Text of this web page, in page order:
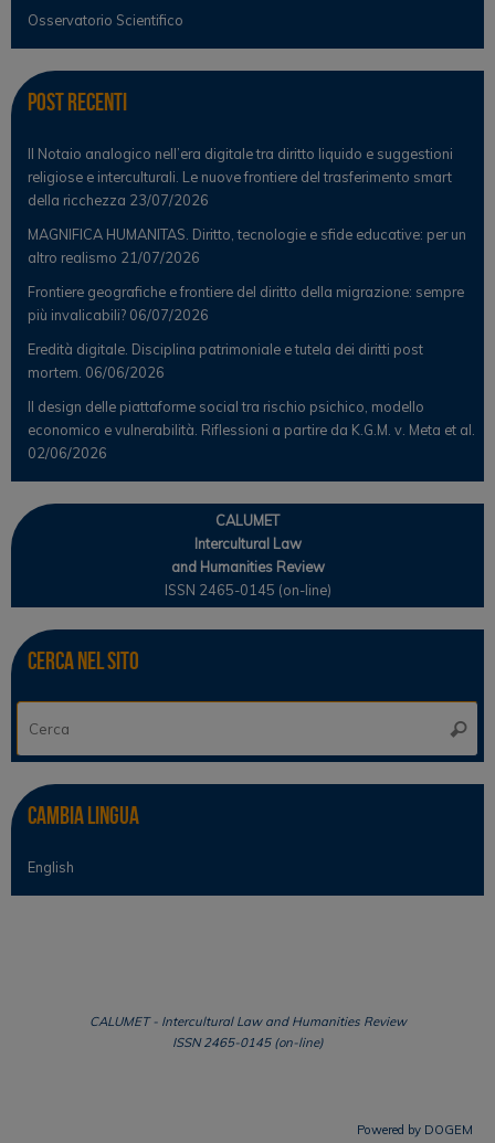
Osservatorio Scientifico
Post Recenti
Il Notaio analogico nell’era digitale tra diritto liquido e suggestioni
religiose e interculturali. Le nuove frontiere del trasferimento smart
della ricchezza 23/07/2026
MAGNIFICA HUMANITAS. Diritto, tecnologie e sfide educative: per un
altro realismo 21/07/2026
Frontiere geografiche e frontiere del diritto della migrazione: sempre
più invalicabili? 06/07/2026
Eredità digitale. Disciplina patrimoniale e tutela dei diritti post
mortem. 06/06/2026
Il design delle piattaforme social tra rischio psichico, modello
economico e vulnerabilità. Riflessioni a partire da K.G.M. v. Meta et al.
02/06/2026
CALUMET
Intercultural Law
and Humanities Review
ISSN 2465-0145 (on-line)
Cerca nel sito
Cerca
Cambia lingua
English
CALUMET - Intercultural Law and Humanities Review
ISSN 2465-0145 (on-line)
Powered by DOGEM